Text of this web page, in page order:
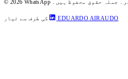
کی طرف سے تیار EDUARDO AIRAUDO